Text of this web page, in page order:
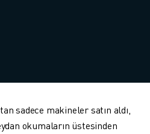
sadece makineler satın aldı,
okumaların üstesinden